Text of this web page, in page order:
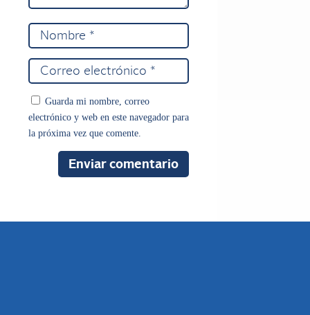
Guarda mi nombre, correo
electrónico y web en este navegador para
la próxima vez que comente.